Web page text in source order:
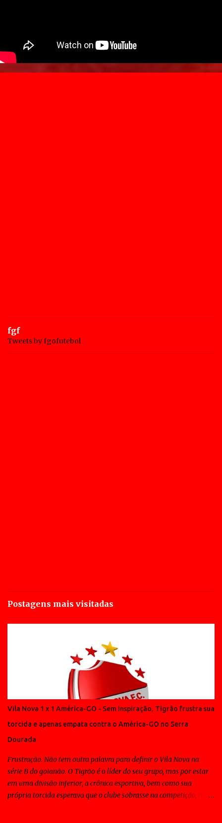
fgf
Tweets by fgofutebol
Postagens mais visitadas
Vila Nova 1 x 1 América-GO - Sem inspiração, Tigrão frustra sua
torcida e apenas empata contra o América-GO no Serra
Dourada
Frustração. Não tem outra palavra para definir o Vila Nova na
série B do goianão. O Tigrão é o líder do seu grupo, mas por estar
em uma divisão inferior, a crônica esportiva, bem como sua
própria torcida esperava que o clube sobrasse na competição, mas